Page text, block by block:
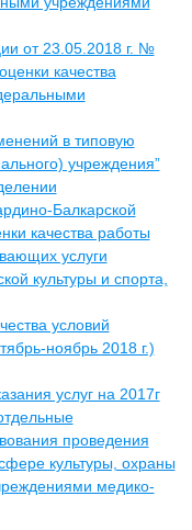
от 23.05.2018 г. №
качества
в типовую
учреждения”
Балкарской
качества работы
услуги
культуры и спорта,
условий
ноябрь 2018 г.)
услуг на 2017г
проведения
культуры, охраны
медико-